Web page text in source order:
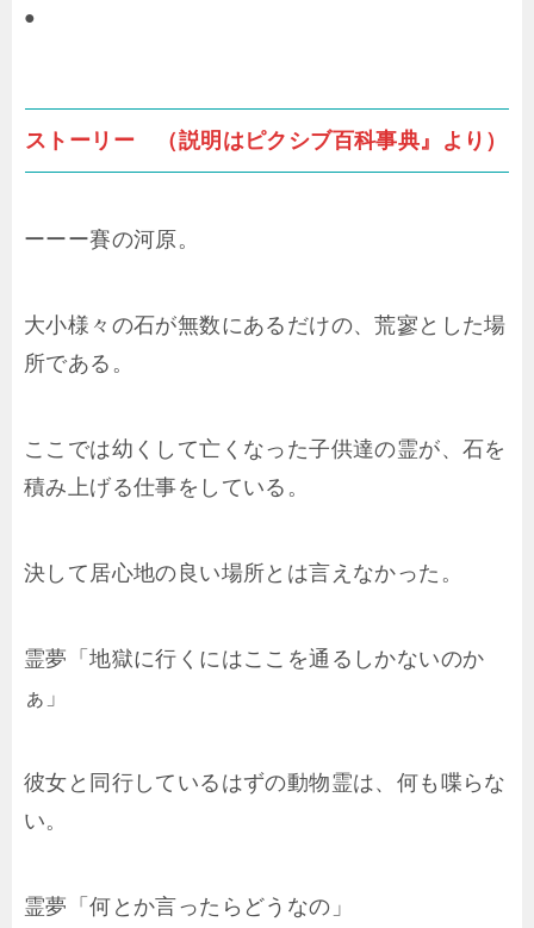
●
ストーリー （説明はピクシブ百科事典』より）
ーーー賽の河原。
大小様々の石が無数にあるだけの、荒寥とした場
所である。
ここでは幼くして亡くなった子供達の霊が、石を
積み上げる仕事をしている。
決して居心地の良い場所とは言えなかった。
霊夢「地獄に行くにはここを通るしかないのか
ぁ」
彼女と同行しているはずの動物霊は、何も喋らな
い。
霊夢「何とか言ったらどうなの」